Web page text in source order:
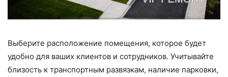
Выберите расположение помещения, которое будет
удобно для ваших клиентов и сотрудников. Учитывайте
близость к транспортным развязкам, наличие парковки,